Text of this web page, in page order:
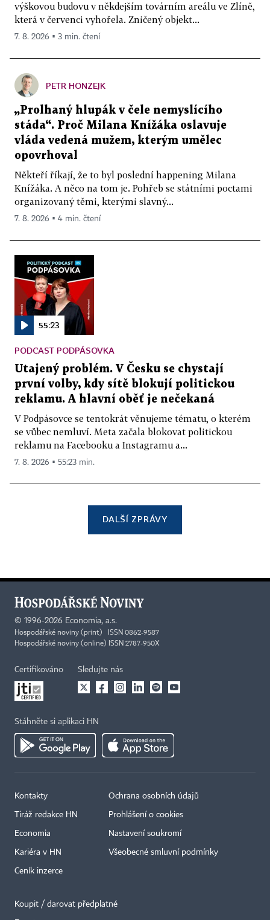
výškovou budovu v někdejším továrním areálu ve Zlíně,
která v červenci vyhořela. Zničený objekt...
7. 8. 2026 ▪ 3 min. čtení
PETR HONZEJK
„Prolhaný hlupák v čele nemyslícího
stáda“. Proč Milana Knížáka oslavuje
vláda vedená mužem, kterým umělec
opovrhoval
Někteří říkají, že to byl poslední happening Milana
Knížáka. A něco na tom je. Pohřeb se státními poctami
organizovaný těmi, kterými slavný...
7. 8. 2026 ▪ 4 min. čtení
55:23
PODCAST PODPÁSOVKA
Utajený problém. V Česku se chystají
první volby, kdy sítě blokují politickou
reklamu. A hlavní oběť je nečekaná
V Podpásovce se tentokrát věnujeme tématu, o kterém
se vůbec nemluví. Meta začala blokovat politickou
reklamu na Facebooku a Instagramu a...
7. 8. 2026 ▪ 55:23 min.
DALŠÍ ZPRÁVY
© 1996-2026 Economia, a.s.
Hospodářské noviny (print) ISSN 0862-9587
Hospodářské noviny (online) ISSN 2787-950X
Certifikováno Sledujte nás
Stáhněte si aplikaci HN
Kontakty
Tiráž redakce HN
Economia
Kariéra v HN
Ceník inzerce
Ochrana osobních údajů
Prohlášení o cookies
Nastavení soukromí
Všeobecné smluvní podmínky
Koupit / darovat předplatné